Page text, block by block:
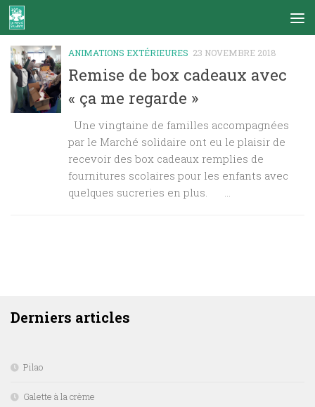
Skip to content
ANIMATIONS EXTÉRIEURES 23 NOVEMBRE 2018
Remise de box cadeaux avec
« ça me regarde »
Une vingtaine de familles accompagnées
par le Marché solidaire ont eu le plaisir de
recevoir des box cadeaux remplies de
fournitures scolaires pour les enfants avec
quelques sucreries en plus. ...
Derniers articles
Pilao
Galette à la crème